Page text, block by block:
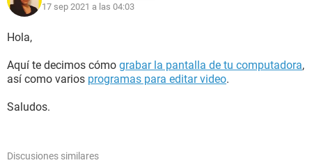
17 sep 2021 a las 04:03
Hola,
Aquí te decimos cómo grabar la pantalla de tu computadora,
así como varios programas para editar video.
Saludos.
Discusiones similares